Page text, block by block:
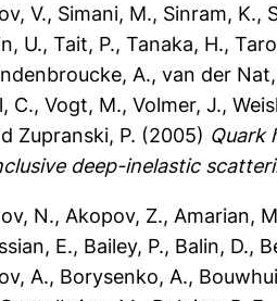
V., Simani, M., Sinram, K.,
U., Tait, P., Tanaka, H.,
A., van der Nat,
C., Vogt, M., Volmer, J.,
Zupranski, P. (2005) Quark
deep-inelastic
N., Akopov, Z., Amarian,
E., Bailey, P., Balin, D.,
A., Borysenko, A.,